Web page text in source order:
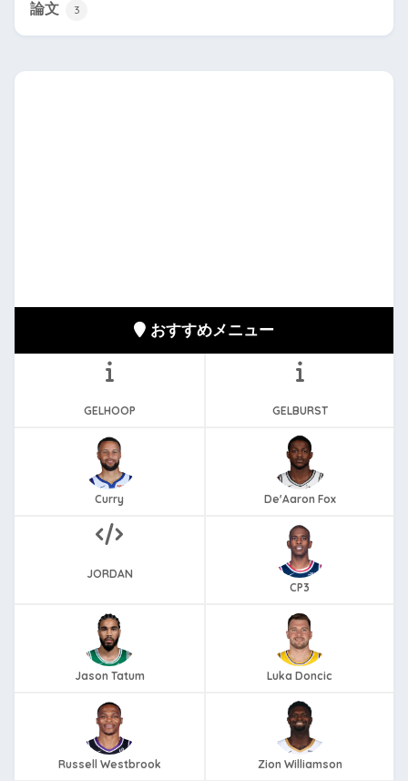
論文 3
おすすめメニュー
GELHOOP GELBURST
Curry De'Aaron Fox
JORDAN
CP3
Jason Tatum Luka Doncic
Russell Westbrook Zion Williamson